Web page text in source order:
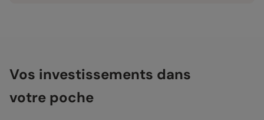
Vos investissements dans
votre poche